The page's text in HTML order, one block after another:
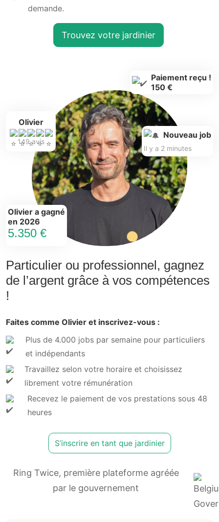
demande.
Trouvez votre jardinier
Particulier ou professionnel, gagnez
de l’argent grâce à vos compétences
!
Faites comme Olivier et inscrivez-vous :
Plus de 4.000 jobs par semaine pour particuliers
et indépendants
Travaillez selon votre horaire et choisissez
librement votre rémunération
Recevez le paiement de vos prestations sous 48
heures
S’inscrire en tant que jardinier
Olivier
149 avis
Olivier a gagné
en 2026
5.350 €
Paiement reçu !
150 €
Nouveau job
Il y a 2 minutes
Ring Twice, première plateforme agréée
par le gouvernement